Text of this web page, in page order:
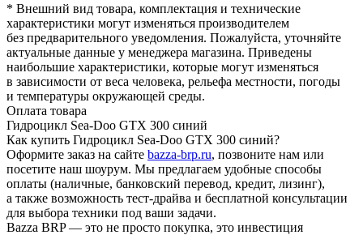
* Внешний вид товара, комплектация и технические
характеристики могут изменяться производителем
без предварительного уведомления. Пожалуйста, уточняйте
актуальные данные у менеджера магазина. Приведены
наибольшие характеристики, которые могут изменяться
в зависимости от веса человека, рельефа местности, погоды
и температуры окружающей среды.
Оплата товара
Гидроцикл Sea-Doo GTX 300 синий
Как купить Гидроцикл Sea-Doo GTX 300 синий?
Оформите заказ на сайте bazza-brp.ru, позвоните нам или
посетите наш шоурум. Мы предлагаем удобные способы
оплаты (наличные, банковский перевод, кредит, лизинг),
а также возможность тест-драйва и бесплатной консультации
для выбора техники под ваши задачи.
Bazza BRP — это не просто покупка, это инвестиция